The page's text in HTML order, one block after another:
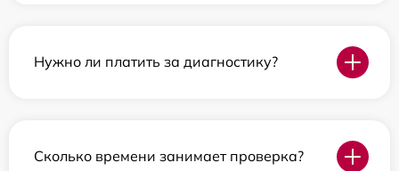
Нужно ли платить за диагностику?
Сколько времени занимает проверка?